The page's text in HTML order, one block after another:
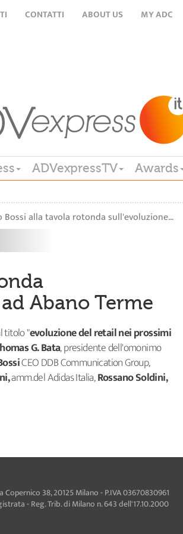
CONTATTI ABOUT US MY ADC
ADVexpressTV Awards
Bossi alla tavola rotonda sull'evoluzione…
Abano Terme
titolo "evoluzione del retail nei prossimi
G. Bata, presidente dell'omonimo
CEO DDB Communication Group,
amm.del Adidas Italia,Rossano Soldini,
38, 20125 Milano - P.IVA 03670830961
- Reg. Trib. di Milano n. 643 dell'17.10.2000